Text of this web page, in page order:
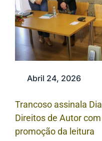
Abril 24, 2026
Trancoso assinala
Direitos de Autor
promoção da leitura